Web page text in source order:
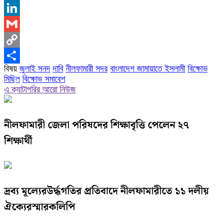
X
LinkedIn
Gmail
Copy
Link
Share
বিষয় জুলাই সনদ দাবি নীলফামারী সদর বাংলাদেশ জামায়াতে ইসলামী বিক্ষোভ
মিছিল বিক্ষোভ সমাবেশ
এ ক্যাটাগরির আরো নিউজ
নীলফামারী জেলা পরিষদের শিক্ষাবৃত্তি পেলেন ২৭
শিক্ষার্থী
দ্রব্য মূল্যেরউর্দ্ধগতির প্রতিবাদে নীলফামারীতে ১১ দলীয়
ঐক্যেরস্মারকলিপি